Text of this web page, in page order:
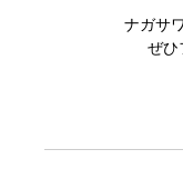
ナガサ
ぜひ